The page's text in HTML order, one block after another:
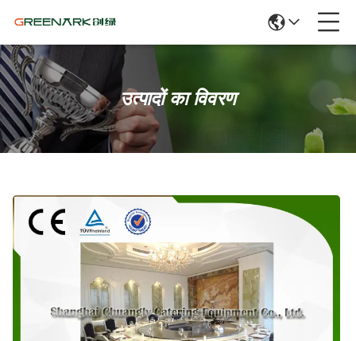
उत्पादों का विवरण